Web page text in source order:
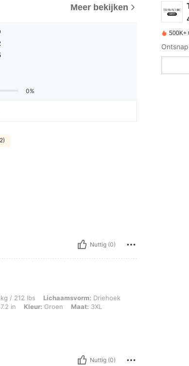
Meer bekijken
0%
Nuttig (0)
Driehoek, Heupen: 131 cm / 52 in, Taille: 103 cm / 41
/ 212 lbs Lichaamsvorm: Driehoek
in Kleur: Groen Maat: 3XL
Nuttig (0)
500K+